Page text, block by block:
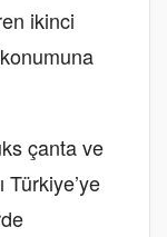
ikinci
çanta ve
Türkiye’ye